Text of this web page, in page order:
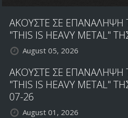
ΑΚΟΥΣΤΕ ΣΕ
"THIS IS HEAVY METAL"
August 05, 2026
ΑΚΟΥΣΤΕ ΣΕ
"THIS IS HEAVY METAL"
07-26
August 01, 2026